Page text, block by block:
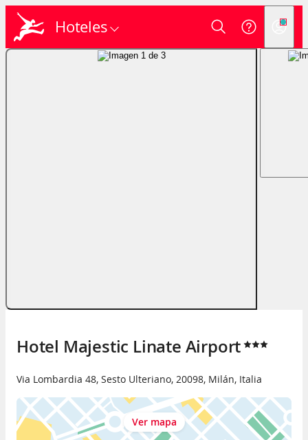
Hoteles
Hotel Majestic Linate Airport
Via Lombardia 48, Sesto Ulteriano, 20098, Milán, Italia
Ver mapa